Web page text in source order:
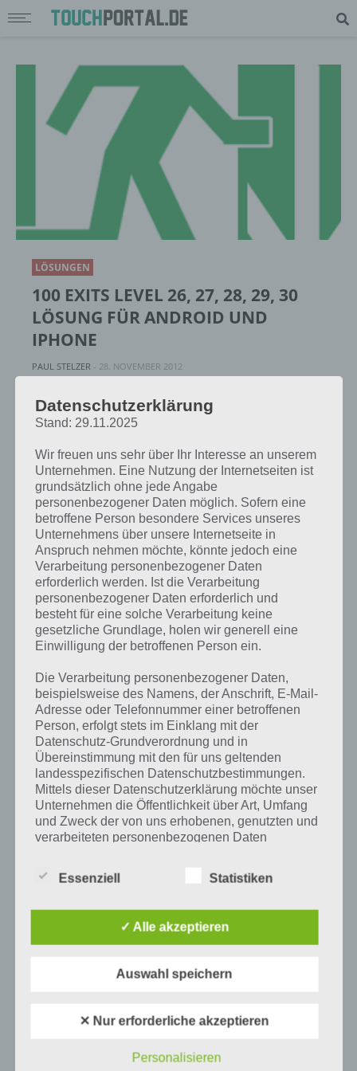
LÖSUNGEN
100 EXITS LEVEL 26, 27, 28, 29, 30
LÖSUNG FÜR ANDROID UND
IPHONE
PAUL STELZER - 28. NOVEMBER 2012
width="150"] 100 Exits von Apperleft Ltd[/caption]
Nachdem wir euch zu 100 Exits bereits die Lösung der
LÖSUNGEN
100 EXITS: LÖSUNG LEVEL 21, 22,
23, 24, 25 FÜR ANDROID UND
IPHONE
PAUL STELZER-12. AUGUST 2012
Die App 100 Exits beinhaltet auch die Level 21 bis 25,
allerdings vorerst nur im iTunes App Store. Für alle,
die 100 Exits auf Android spielen, gibt…
LÖSUNGEN
100 EXITS: LÖSUNG DER LEVEL 11,
12, 13, 14, 15, 16, 17, 18, 19, 20 –
ANDROID UND IPHONE
PAUL STELZER-27. JULI 2012
lösen. Dabei gibt es bei den mittel-schweren Levels
komplizierten Levels…
Datenschutzerklärung
Stand: 29.11.2025
Wir freuen uns sehr über Ihr Interesse an unserem
Unternehmen. Eine Nutzung der Internetseiten ist
grundsätzlich ohne jede Angabe
personenbezogener Daten möglich. Sofern eine
betroffene Person besondere Services unseres
Unternehmens über unsere Internetseite in
Anspruch nehmen möchte, könnte jedoch eine
Verarbeitung personenbezogener Daten
erforderlich werden. Ist die Verarbeitung
personenbezogener Daten erforderlich und
besteht für eine solche Verarbeitung keine
gesetzliche Grundlage, holen wir generell eine
Einwilligung der betroffenen Person ein.
Die Verarbeitung personenbezogener Daten,
beispielsweise des Namens, der Anschrift, E-Mail-
Adresse oder Telefonnummer einer betroffenen
Person, erfolgt stets im Einklang mit der
Datenschutz-Grundverordnung und in
Übereinstimmung mit den für uns geltenden
landesspezifischen Datenschutzbestimmungen.
Mittels dieser Datenschutzerklärung möchte unser
Unternehmen die Öffentlichkeit über Art, Umfang
und Zweck der von uns erhobenen, genutzten und
verarbeiteten personenbezogenen Daten
zustehenden Rechte aufgeklärt.
zahlreiche technische und organisatorische
Maßnahmen umgesetzt, um einen möglichst
verarbeiteten personenbezogenen Daten
Datenübertragungen grundsätzlich
Sicherheitslücken aufweisen, sodass ein absoluter
diesem Grund steht es jeder betroffenen Person
Essenziell Statistiken
✓ Alle akzeptieren
Auswahl speichern
✕ Nur erforderliche akzeptieren
Personalisieren